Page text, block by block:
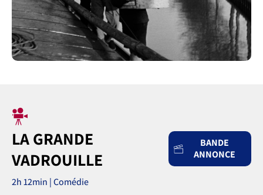
LA GRANDE
VADROUILLE
BANDE
ANNONCE
2h 12min | Comédie